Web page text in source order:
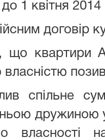
1 квітня 2014
договір
що
власністю
спільне
дружиною
власності